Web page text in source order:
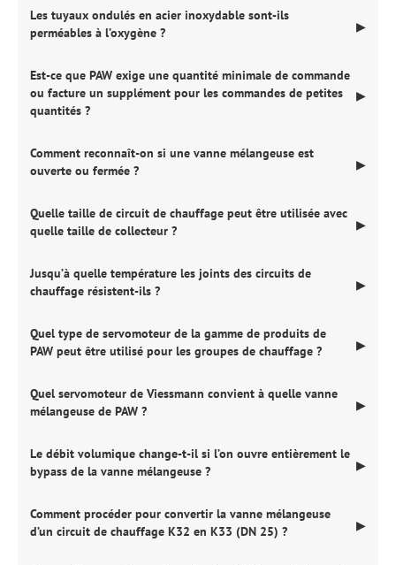
Les tuyaux ondulés en acier inoxydable sont-ils
perméables à l’oxygène ?
▶
Est-ce que PAW exige une quantité minimale de commande
ou facture un supplément pour les commandes de petites
quantités ?
▶
Comment reconnaît-on si une vanne mélangeuse est
ouverte ou fermée ?
▶
Quelle taille de circuit de chauffage peut être utilisée avec
quelle taille de collecteur ?
▶
Jusqu’à quelle température les joints des circuits de
chauffage résistent-ils ?
▶
Quel type de servomoteur de la gamme de produits de
PAW peut être utilisé pour les groupes de chauffage ?
▶
Quel servomoteur de Viessmann convient à quelle vanne
mélangeuse de PAW ?
▶
Le débit volumique change-t-il si l’on ouvre entièrement le
bypass de la vanne mélangeuse ?
▶
Comment procéder pour convertir la vanne mélangeuse
d’un circuit de chauffage K32 en K33 (DN 25) ?
▶